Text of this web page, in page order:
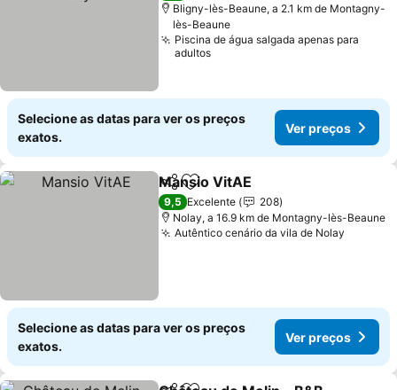
Bligny-lès-Beaune, a 2.1 km de Montagny-
lès-Beaune
Piscina de água salgada apenas para
adultos
Selecione as datas para ver os preços
exatos.
Ver preços
PartilharAdicionar aos favoritos
Mansio VitAE
9,5 Excelente
208
Nolay, a 16.9 km de Montagny-lès-Beaune
Autêntico cenário da vila de Nolay
Selecione as datas para ver os preços
exatos.
Ver preços